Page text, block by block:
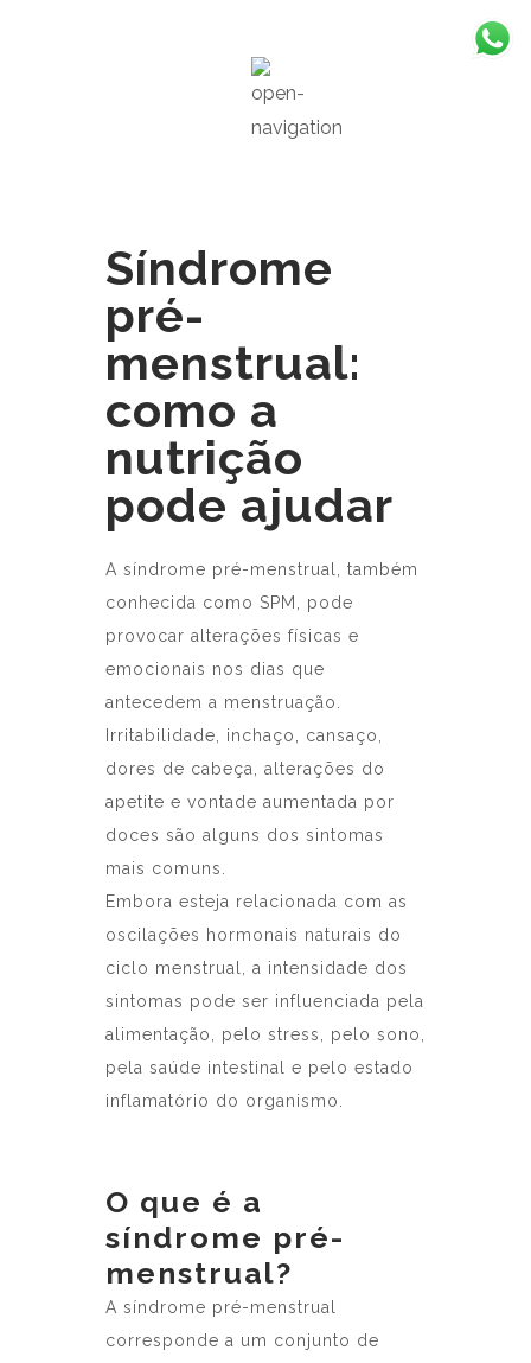
Síndrome
pré-
menstrual:
como a
nutrição
pode ajudar
A síndrome pré-menstrual, também
conhecida como SPM, pode
provocar alterações físicas e
emocionais nos dias que
antecedem a menstruação.
Irritabilidade, inchaço, cansaço,
dores de cabeça, alterações do
apetite e vontade aumentada por
doces são alguns dos sintomas
mais comuns.
Embora esteja relacionada com as
oscilações hormonais naturais do
ciclo menstrual, a intensidade dos
sintomas pode ser influenciada pela
alimentação, pelo stress, pelo sono,
pela saúde intestinal e pelo estado
inflamatório do organismo.
O que é a
síndrome pré-
menstrual?
A síndrome pré-menstrual
corresponde a um conjunto de